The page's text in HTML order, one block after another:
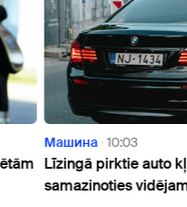
Машина 10:03
Līzingā pirktie auto
samazinoties